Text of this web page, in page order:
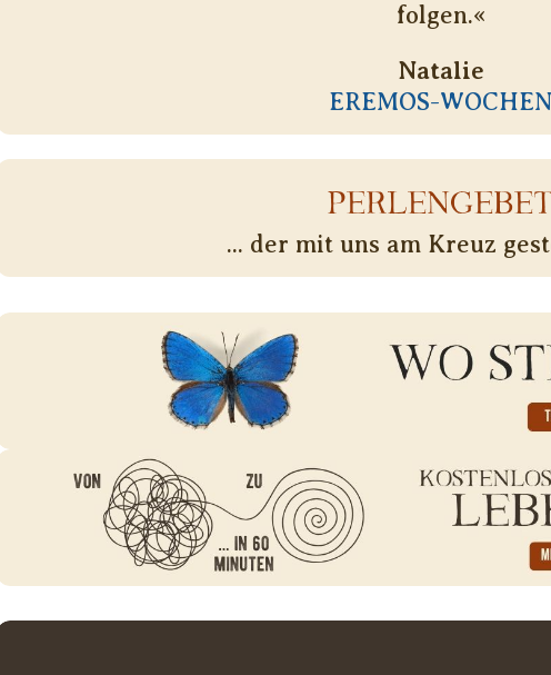
folgen.«
Natalie
EREMOS-WOCHEN
... der mit uns am Kreuz